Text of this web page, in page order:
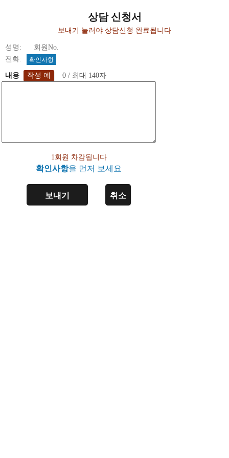
상담 신청서
보내기 눌러야 상담신청 완료됩니다
성명: 회원No.
전화:
확인사항
내용 0 / 최대 140자
1회원 차감됩니다
확인사항을 먼저 보세요